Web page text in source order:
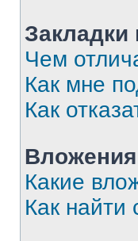
Чем
Как мне
Как
Вложения
Какие
Как найти